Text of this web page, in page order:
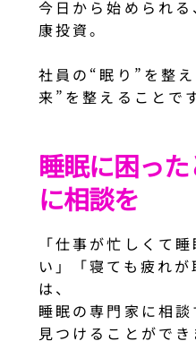
今日から始められ
康投資。
社員の“眠り”を整
来”を整えることです
睡眠に困っ
に相談を
「仕事が忙しくて
い」「寝ても疲れ
は、
睡眠の専門家に相
見つけることができ